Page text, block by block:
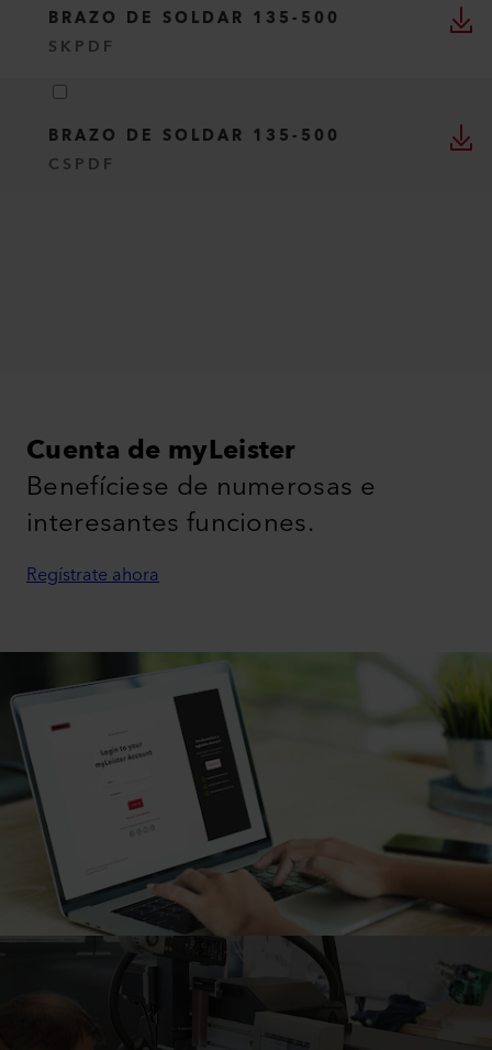
BRAZO DE SOLDAR 135-500
SK PDF
BRAZO DE SOLDAR 135-500
CS PDF
Cuenta de myLeister
Benefíciese de numerosas e
interesantes funciones.
Regístrate ahora